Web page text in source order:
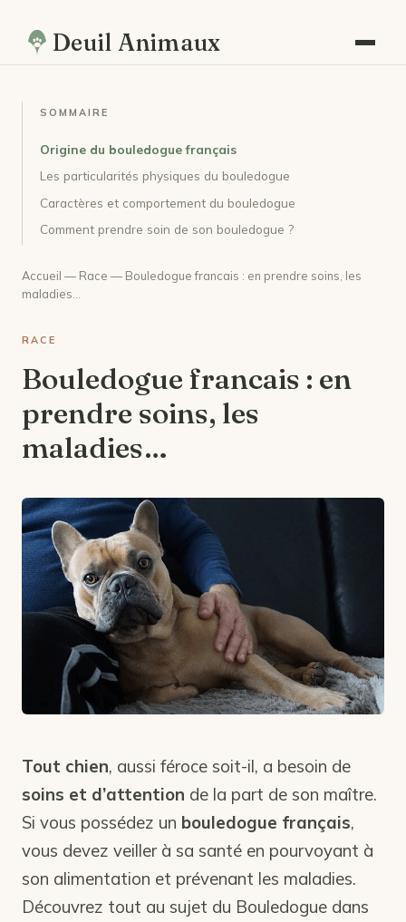
Deuil Animaux
SOMMAIRE
Origine du bouledogue français
Les particularités physiques du bouledogue
Caractères et comportement du bouledogue
Comment prendre soin de son bouledogue ?
Accueil — Race — Bouledogue francais : en prendre soins, les
maladies…
RACE
Bouledogue francais : en
prendre soins, les
maladies…
Tout chien, aussi féroce soit-il, a besoin de
soins et d’attention de la part de son maître.
Si vous possédez un bouledogue français,
vous devez veiller à sa santé en pourvoyant à
son alimentation et prévenant les maladies.
Découvrez tout au sujet du Bouledogue dans